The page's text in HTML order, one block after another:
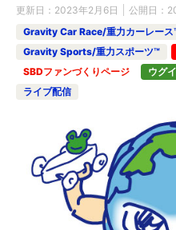
更新日： 2023年2月6日 公開日：
Gravity Car Race/重力カーレー
Gravity Sports/重力スポーツ™
SBDファンづくりページ
ウグ
ライブ配信